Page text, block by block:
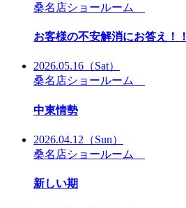
桑名店ショールーム
お客様の不安解消にお答え！！
2026.05.16 （Sat）
桑名店ショールーム
中東情勢
2026.04.12 （Sun）
桑名店ショールーム
新しい期